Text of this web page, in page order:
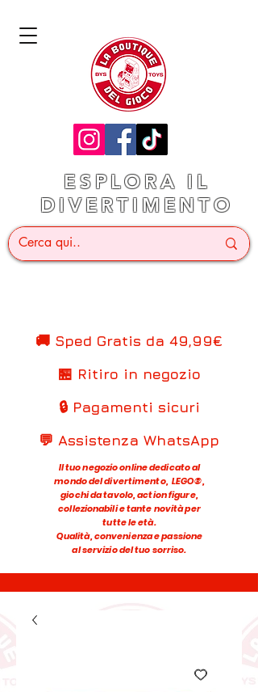
ESPLORA IL
DIVERTIMENTO
🚚 Sped Gratis da 49,99€
🏪 Ritiro in negozio
🔒 Pagamenti sicuri
💬 Assistenza WhatsApp
Il tuo negozio online dedicato al
mondo del divertimento, LEGO®,
giochi da tavolo, action figure,
collezionabili e tante novità per
tutte le età.
Qualità, convenienza e passione
al servizio del tuo sorriso.